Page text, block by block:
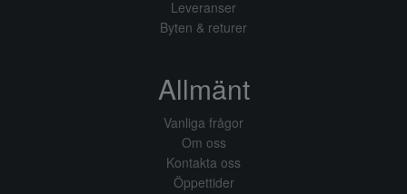
Leveranser
Byten & returer
Allmänt
Vanliga frågor
Om oss
Kontakta oss
Öppettider